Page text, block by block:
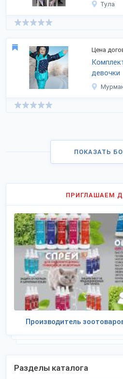
Тула
Цена
девочки
ПОКАЗАТЬ
ПРИГЛАШАЕМ
Производитель
Разделы каталога